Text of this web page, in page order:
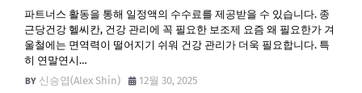
파트너스 활동을 통해 일정액의 수수료를 제공받을 수 있습니다. 종
근당건강 헬씨칸, 건강 관리에 꼭 필요한 보조제 요즘 왜 필요한가 겨
울철에는 면역력이 떨어지기 쉬워 건강 관리가 더욱 필요합니다. 특
히 연말연시…
신승엽(Alex Shin)
12월 30, 2025